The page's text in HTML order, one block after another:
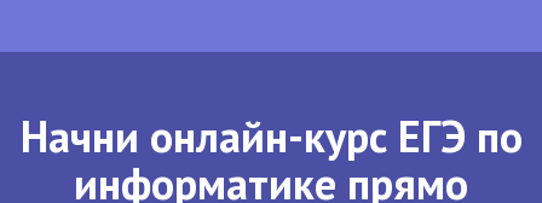
Начни онлайн-курс ЕГЭ по
информатике прямо